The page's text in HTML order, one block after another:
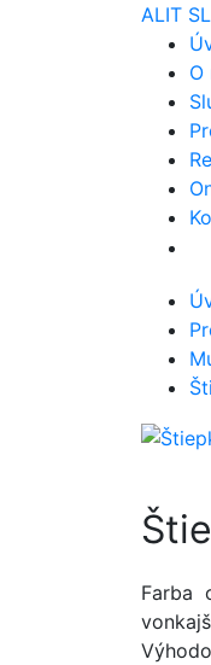
ALIT
O
Farba